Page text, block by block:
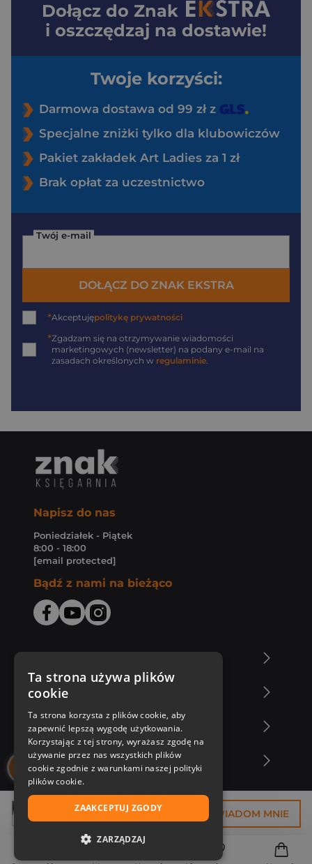
33,74 zł POWIADOM MNIE
Dołącz do Znak
i oszczędzaj na dostawie!
Twoje korzyści:
Darmowa dostawa od 99 zł z
Specjalne zniżki tylko dla klubowiczów
Pakiet zakładek Art Ladies za 1 zł
Brak opłat za uczestnictwo
Twój e-mail
DOŁĄCZ DO ZNAK EKSTRA
*Akceptujępolitykę prywatności
*Zgadzam się na otrzymywanie wiadomości
marketingowych (newsletter) na podany e-mail na
zasadach określonych w regulaminie.
Napisz do nas
Poniedziałek - Piątek
8:00 - 18:00
[email protected]
Bądź z nami na bieżąco
Zakupy u nas
Nasza oferta
Nasi autorzy
Ta strona używa plików
cookie
Ta strona korzysta z plików cookie, aby
zapewnić lepszą wygodę użytkowania.
Korzystając z tej strony, wyrażasz zgodę na
używanie przez nas wszystkich plików
cookie zgodnie z warunkami naszej polityki
plików cookie.
ZAAKCEPTUJ ZGODY
ZARZĄDZAJ